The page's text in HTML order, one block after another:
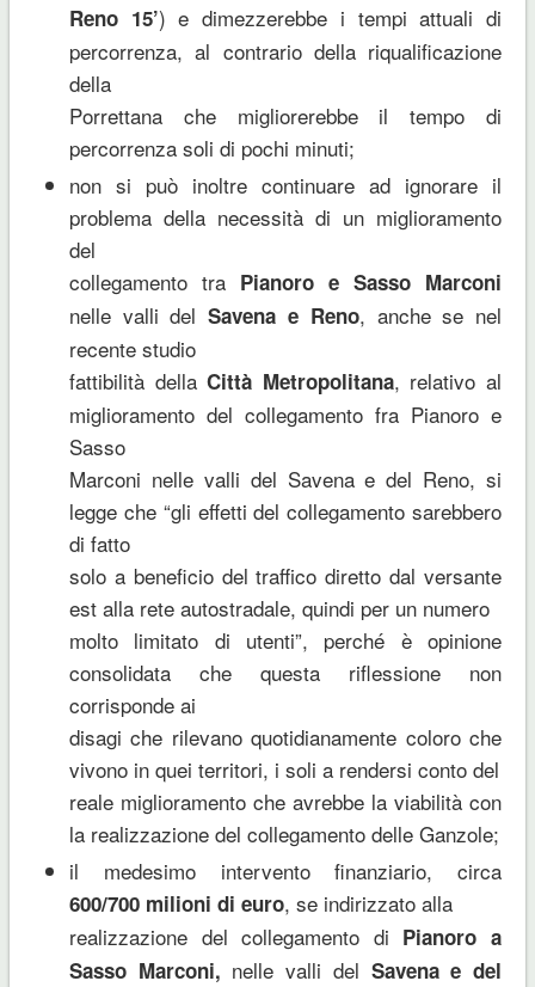
Reno 15’) e dimezzerebbe i tempi attuali di
percorrenza, al contrario della riqualificazione
della
Porrettana che migliorerebbe il tempo di
percorrenza soli di pochi minuti;
non si può inoltre continuare ad ignorare il
problema della necessità di un miglioramento
del
collegamento tra Pianoro e Sasso Marconi
nelle valli delSavena e Reno, anche se nel
recente studio
fattibilità dellaCittà Metropolitana, relativo al
miglioramento del collegamento fra Pianoro e
Sasso
Marconi nelle valli del Savena e del Reno, si
legge che “gli effetti del collegamento sarebbero
di fatto
solo a beneficio del traffico diretto dal versante
est alla rete autostradale, quindi per un numero
molto limitato di utenti”, perché è opinione
consolidata che questa riflessione non
corrisponde ai
disagi che rilevano quotidianamente coloro che
vivono in quei territori, i soli a rendersi conto del
reale miglioramento che avrebbe la viabilità con
la realizzazione del collegamento delle Ganzole;
il medesimo intervento finanziario, circa
600/700 milioni di euro, se indirizzato alla
realizzazione del collegamento di Pianoro a
Sasso Marconi, nelle valli del Savena e del